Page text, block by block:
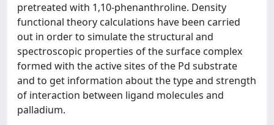
pretreated with 1,10-phenanthroline. Density
functional theory calculations have been carried
out in order to simulate the structural and
spectroscopic properties of the surface complex
formed with the active sites of the Pd substrate
and to get information about the type and strength
of interaction between ligand molecules and
palladium.